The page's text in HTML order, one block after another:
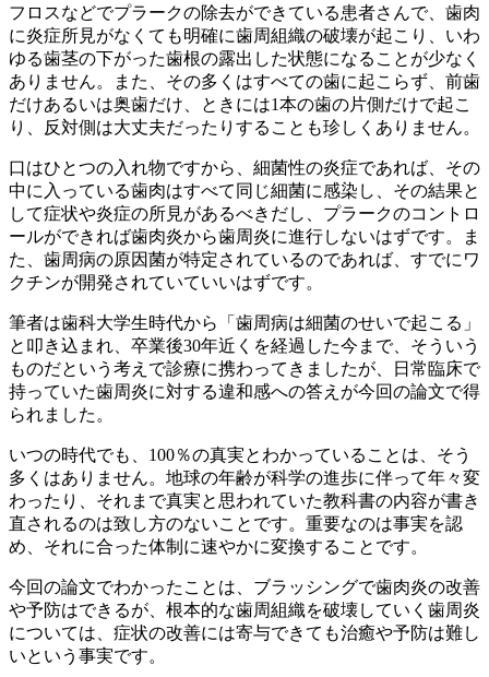
フロスなどでプラークの除去ができている患者さんで、歯肉
に炎症所見がなくても明確に歯周組織の破壊が起こり、いわ
ゆる歯茎の下がった歯根の露出した状態になることが少なく
ありません。また、その多くはすべての歯に起こらず、前歯
だけあるいは奥歯だけ、ときには1本の歯の片側だけで起こ
り、反対側は大丈夫だったりすることも珍しくありません。
口はひとつの入れ物ですから、細菌性の炎症であれば、その
中に入っている歯肉はすべて同じ細菌に感染し、その結果と
して症状や炎症の所見があるべきだし、プラークのコントロ
ールができれば歯肉炎から歯周炎に進行しないはずです。ま
た、歯周病の原因菌が特定されているのであれば、すでにワ
クチンが開発されていていいはずです。
筆者は歯科大学生時代から「歯周病は細菌のせいで起こる」
と叩き込まれ、卒業後30年近くを経過した今まで、そういう
ものだという考えで診療に携わってきましたが、日常臨床で
持っていた歯周炎に対する違和感への答えが今回の論文で得
られました。
いつの時代でも、100％の真実とわかっていることは、そう
多くはありません。地球の年齢が科学の進歩に伴って年々変
わったり、それまで真実と思われていた教科書の内容が書き
直されるのは致し方のないことです。重要なのは事実を認
め、それに合った体制に速やかに変換することです。
今回の論文でわかったことは、ブラッシングで歯肉炎の改善
や予防はできるが、根本的な歯周組織を破壊していく歯周炎
については、症状の改善には寄与できても治癒や予防は難し
いという事実です。